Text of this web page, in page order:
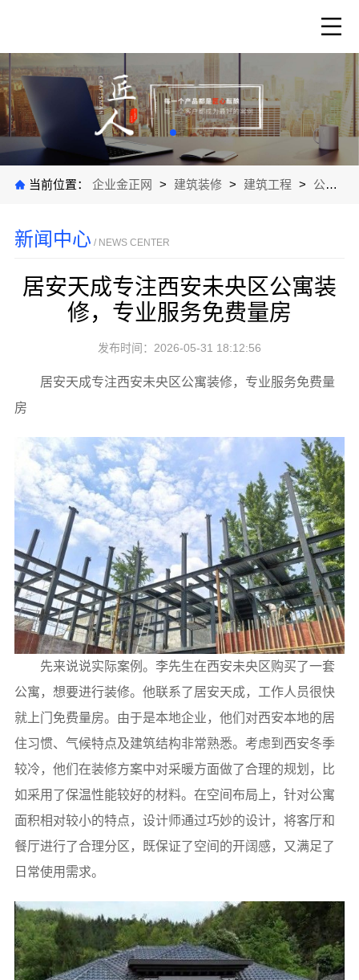
当前位置： 企业金正网 > 建筑装修 > 建筑工程 > 公司新闻
新闻中心 / NEWS CENTER
居安天成专注西安未央区公寓装
修，专业服务免费量房
发布时间：2026-05-31 18:12:56
居安天成专注西安未央区公寓装修，专业服务免费量
房
先来说说实际案例。李先生在西安未央区购买了一套
公寓，想要进行装修。他联系了居安天成，工作人员很快
就上门免费量房。由于是本地企业，他们对西安本地的居
住习惯、气候特点及建筑结构非常熟悉。考虑到西安冬季
较冷，他们在装修方案中对采暖方面做了合理的规划，比
如采用了保温性能较好的材料。在空间布局上，针对公寓
面积相对较小的特点，设计师通过巧妙的设计，将客厅和
餐厅进行了合理分区，既保证了空间的开阔感，又满足了
日常使用需求。